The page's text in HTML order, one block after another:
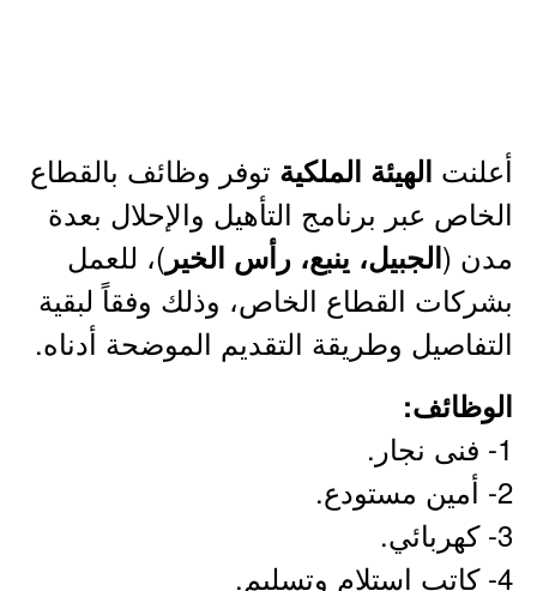
أعلنت الهيئة الملكية توفر وظائف بالقطاع
الخاص عبر برنامج التأهيل والإحلال بعدة
مدن (الجبيل، ينبع، رأس الخير )، للعمل
بشركات القطاع الخاص، وذلك وفقاً لبقية
التفاصيل وطريقة التقديم الموضحة أدناه.
الوظائف:
1- فنى نجار.
2- أمين مستودع.
3- كهربائي.
4- كاتب استلام وتسليم.